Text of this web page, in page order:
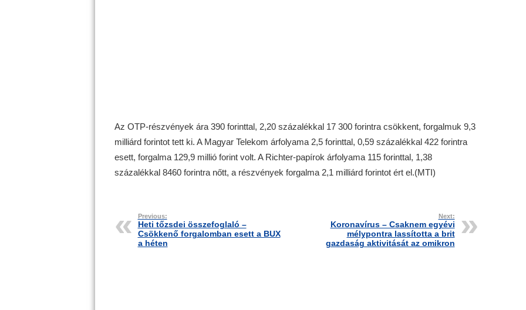
Az OTP-részvények ára 390 forinttal, 2,20 százalékkal 17 300 forintra csökkent, forgalmuk 9,3
milliárd forintot tett ki. A Magyar Telekom árfolyama 2,5 forinttal, 0,59 százalékkal 422 forintra
esett, forgalma 129,9 millió forint volt. A Richter-papírok árfolyama 115 forinttal, 1,38
százalékkal 8460 forintra nőtt, a részvények forgalma 2,1 milliárd forintot ért el.(MTI)
Previous:
Heti tőzsdei összefoglaló –
Csökkenő forgalomban esett a BUX
a héten
Next:
Koronavírus – Csaknem egyévi
mélypontra lassította a brit
gazdaság aktivitását az omikron